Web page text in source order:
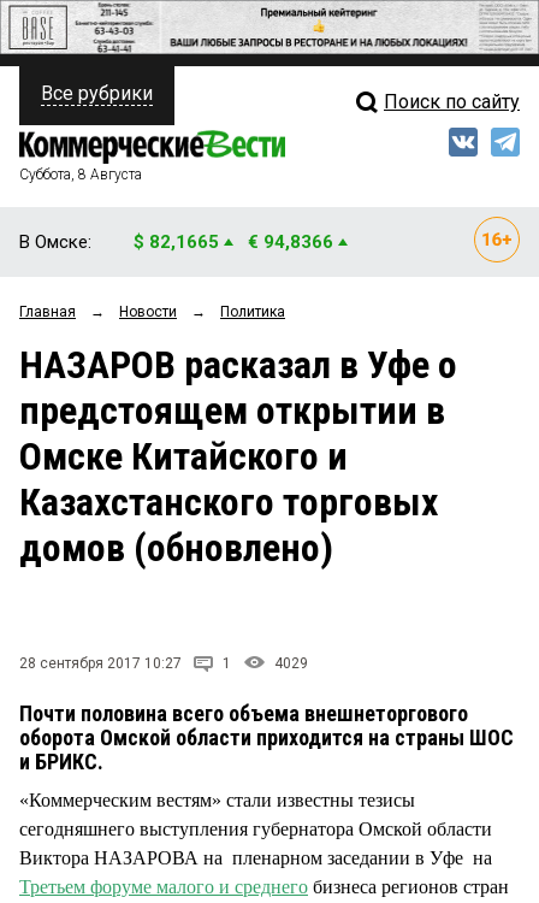
ПОЛИТИКА
ФИНАНСЫ
ОБЩЕСТВО
ЗАКОН
НОВОСТИ КОМПАНИЙ
СТИЛЬ ЖИЗНИ
Свежий выпуск
Рейтинги
Блоги
Архив
Все рубрики Поиск по сайту
Суббота, 8 Августа
В Омске: $ 82,1665 € 94,8366
Главная → Новости → Политика
НАЗАРОВ расказал в Уфе о
предстоящем открытии в
Омске Китайского и
Казахстанского торговых
домов (обновлено)
28 сентября 2017 10:27 1 4029
Почти половина всего объема внешнеторгового
оборота Омской области приходится на страны ШОС
и БРИКС.
«Коммерческим вестям» стали известны тезисы
сегодняшнего выступления губернатора Омской области
Виктора НАЗАРОВА на пленарном заседании в Уфе на
Третьем форуме малого и среднего бизнеса регионов стран